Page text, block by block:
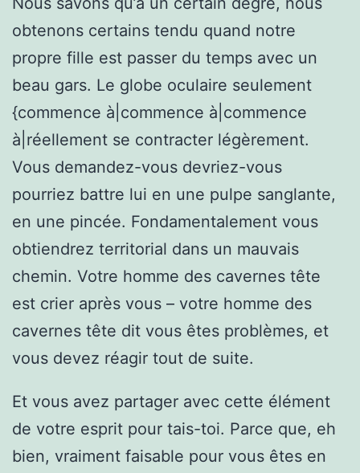
obtenons certains tendu quand notre
propre fille est passer du temps avec un
beau gars. Le globe oculaire seulement
{commence à|commence à|commence
à|réellement se contracter légèrement.
Vous demandez-vous devriez-vous
pourriez battre lui en une pulpe sanglante,
en une pincée. Fondamentalement vous
obtiendrez territorial dans un mauvais
chemin. Votre homme des cavernes tête
est crier après vous – votre homme des
cavernes tête dit vous êtes problèmes, et
vous devez réagir tout de suite.
Et vous avez partager avec cette élément
de votre esprit pour tais-toi. Parce que, eh
bien, vraiment faisable pour vous êtes en